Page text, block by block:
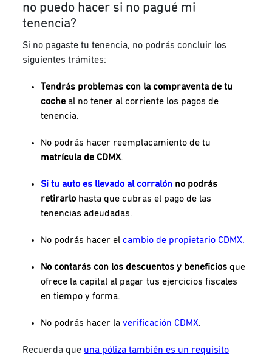
no puedo hacer si no pagué mi
tenencia?
Si no pagaste tu tenencia, no podrás concluir los
siguientes trámites:
Tendrás problemas con la compraventa de tu
coche al no tener al corriente los pagos de
tenencia.
No podrás hacer reemplacamiento de tu
matrícula de CDMX.
Si tu auto es llevado al corralón no podrás
retirarlo hasta que cubras el pago de las
tenencias adeudadas.
No podrás hacer elcambio de propietario CDMX.
No contarás con los descuentos y beneficios que
ofrece la capital al pagar tus ejercicios fiscales
en tiempo y forma.
No podrás hacer laverificación CDMX.
Recuerda que una póliza también es un requisito